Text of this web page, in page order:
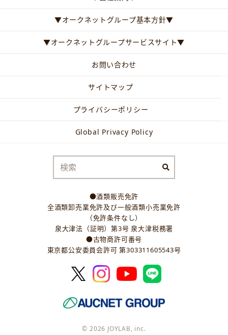
▼オークネットグループ基本方針▼
▼オークネットグループサービスサイト▼
お問い合わせ
サイトマップ
プライバシーポリシー
Global Privacy Policy
●酒類販売免許
全酒類卸売業免許及び一般酒類小売業免許
（免許条件なし）
泉大津法（証明）第3号 泉大津税務署
●古物商許可番号
東京都公安委員会許可 第303311605543号
© 2026 JOYLAB, inc.